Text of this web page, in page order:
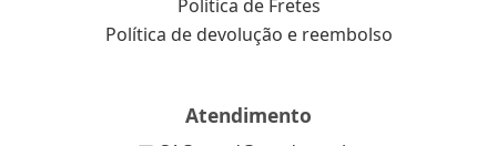
Política de Fretes
Política de devolução e reembolso
Atendimento